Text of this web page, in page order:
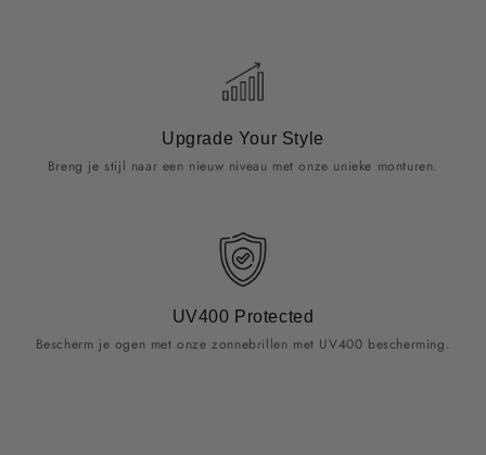
Upgrade Your Style
Breng je stijl naar een nieuw niveau met onze unieke monturen.
UV400 Protected
Bescherm je ogen met onze zonnebrillen met UV400 bescherming.